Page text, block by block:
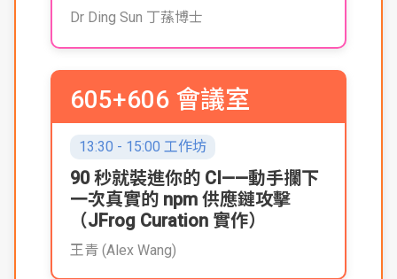
Dr Ding Sun 丁蓀博士
605+606 會議室
13:30 - 15:00 工作坊
90 秒就裝進你的 CI——動手攔下
一次真實的 npm 供應鏈攻擊
（JFrog Curation 實作）
王青 (Alex Wang)